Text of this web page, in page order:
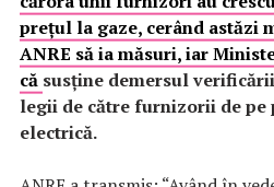
preţul la gaze, cerând astăzi
ANRE să ia măsuri, iar
că susține demersul
legii de către furnizorii de pe
electrică.